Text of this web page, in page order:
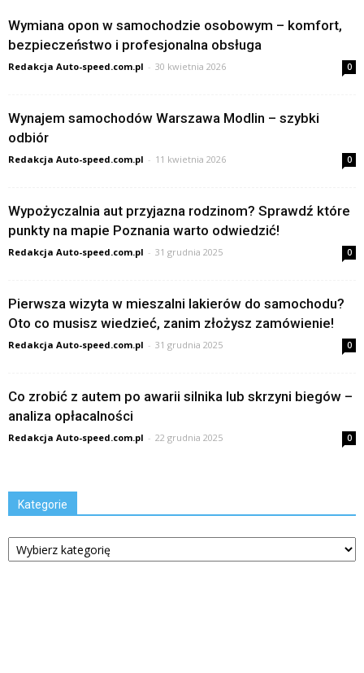
Wymiana opon w samochodzie osobowym – komfort,
bezpieczeństwo i profesjonalna obsługa
Redakcja Auto-speed.com.pl - 30 kwietnia 2026 0
Wynajem samochodów Warszawa Modlin – szybki
odbiór
Redakcja Auto-speed.com.pl - 11 kwietnia 2026 0
Wypożyczalnia aut przyjazna rodzinom? Sprawdź które
punkty na mapie Poznania warto odwiedzić!
Redakcja Auto-speed.com.pl - 31 grudnia 2025 0
Pierwsza wizyta w mieszalni lakierów do samochodu?
Oto co musisz wiedzieć, zanim złożysz zamówienie!
Redakcja Auto-speed.com.pl - 31 grudnia 2025 0
Co zrobić z autem po awarii silnika lub skrzyni biegów –
analiza opłacalności
Redakcja Auto-speed.com.pl - 22 grudnia 2025 0
Kategorie
Kategorie